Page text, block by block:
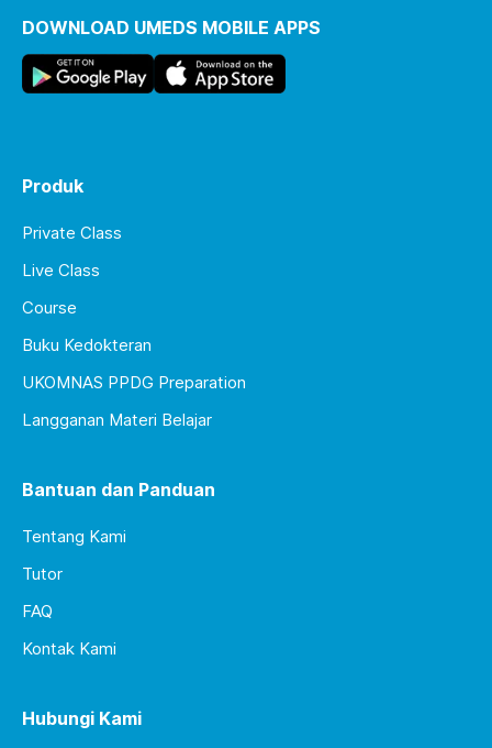
DOWNLOAD UMEDS MOBILE APPS
Produk
Private Class
Live Class
Course
Buku Kedokteran
UKOMNAS PPDG Preparation
Langganan Materi Belajar
Bantuan dan Panduan
Tentang Kami
Tutor
FAQ
Kontak Kami
Hubungi Kami